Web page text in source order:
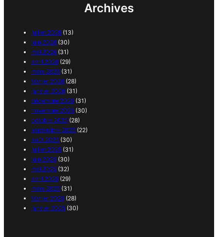
Archives
juillet 2026 (13)
juin 2026 (30)
mai 2026 (31)
avril 2026 (29)
mars 2026 (31)
février 2026 (28)
janvier 2026 (31)
décembre 2025 (31)
novembre 2025 (30)
octobre 2025 (28)
septembre 2025 (22)
août 2025 (30)
juillet 2025 (31)
juin 2025 (30)
mai 2025 (32)
avril 2025 (29)
mars 2025 (31)
février 2025 (28)
janvier 2025 (30)